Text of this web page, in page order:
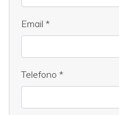
Email *
Telefono *